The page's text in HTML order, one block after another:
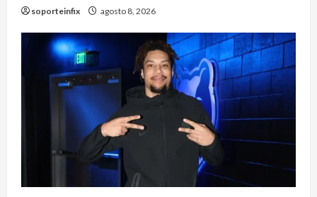
soporteinfix agosto 8, 2026